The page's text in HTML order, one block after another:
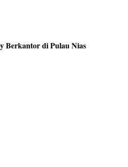
Berkantor di Pulau Nias